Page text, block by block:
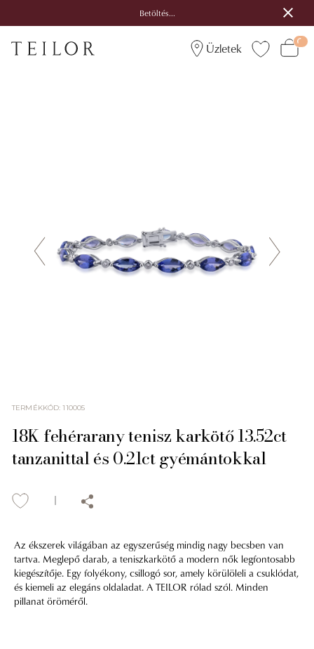
Betöltés...
Üzletek
TERMÉKKÓD:110005
18K fehérarany tenisz karkötő 13.52ct
tanzanittal és 0.21ct gyémántokkal
Az ékszerek világában az egyszerűség mindig nagy becsben van
tartva. Meglepő darab, a teniszkarkötő a modern nők legfontosabb
kiegészítője. Egy folyékony, csillogó sor, amely körülöleli a csuklódat,
és kiemeli az elegáns oldaladat. A TEILOR rólad szól. Minden
pillanat öröméről.